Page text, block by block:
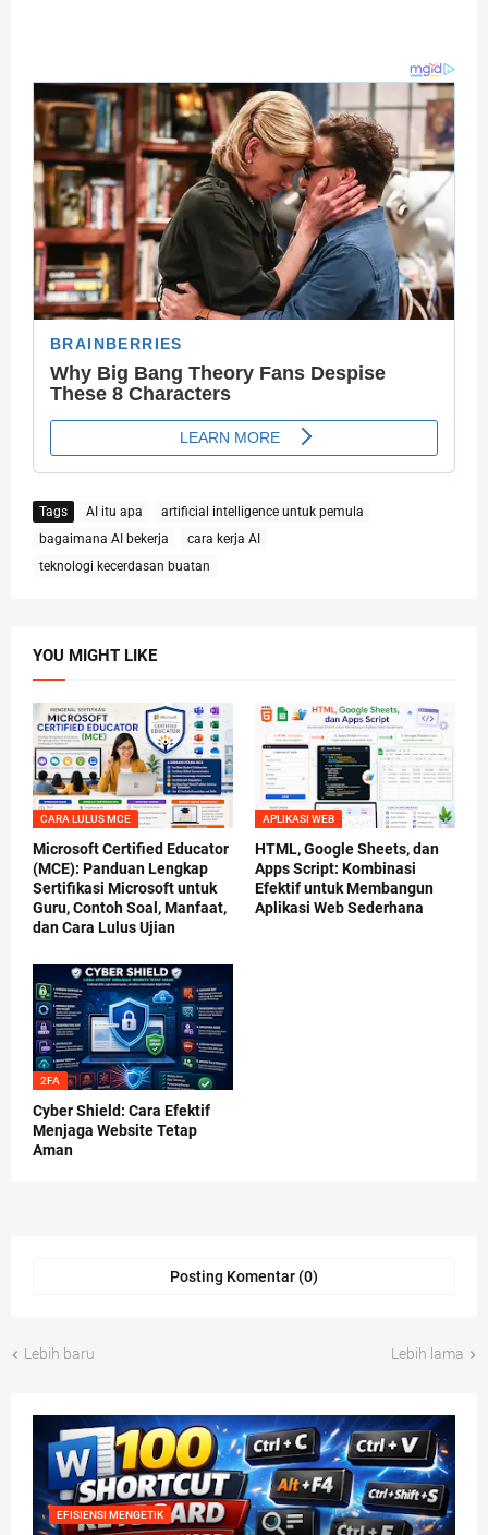
Tags AI itu apa
artificial intelligence untuk pemula
bagaimana AI bekerja
cara kerja AI
teknologi kecerdasan buatan
YOU MIGHT LIKE
CARA LULUS MCE
Microsoft Certified Educator
(MCE): Panduan Lengkap
Sertifikasi Microsoft untuk
Guru, Contoh Soal, Manfaat,
dan Cara Lulus Ujian
APLIKASI WEB
HTML, Google Sheets, dan
Apps Script: Kombinasi
Efektif untuk Membangun
Aplikasi Web Sederhana
2FA
Cyber Shield: Cara Efektif
Menjaga Website Tetap
Aman
Posting Komentar (0)
Lebih baru Lebih lama
EFISIENSI MENGETIK